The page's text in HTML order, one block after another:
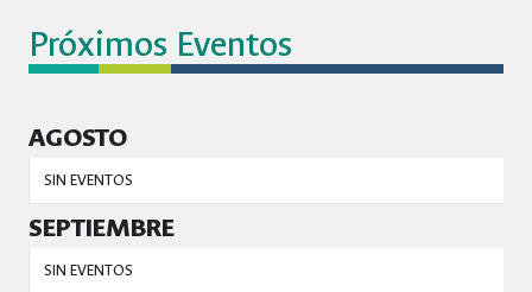
Próximos Eventos
AGOSTO
SIN EVENTOS
SEPTIEMBRE
SIN EVENTOS